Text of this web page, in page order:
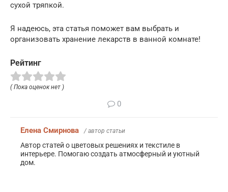
сухой тряпкой.
Я надеюсь, эта статья поможет вам выбрать и
организовать хранение лекарств в ванной комнате!
Рейтинг
( Пока оценок нет )
0
Елена Смирнова / автор статьи
Автор статей о цветовых решениях и текстиле в
интерьере. Помогаю создать атмосферный и уютный
дом.